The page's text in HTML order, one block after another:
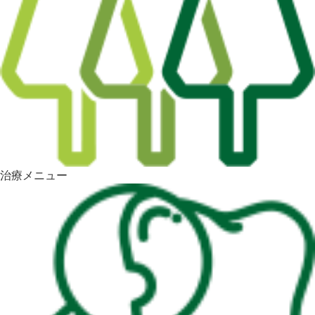
治療メニュー